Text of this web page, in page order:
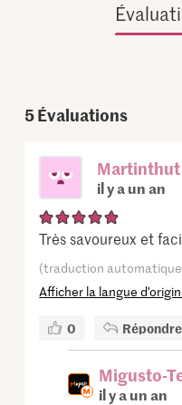
5Évaluations
Martinthut
il y a un an
Très savoureux et
(traduction
Afficher la langue
0 Répondre
Migusto-
il y a un an